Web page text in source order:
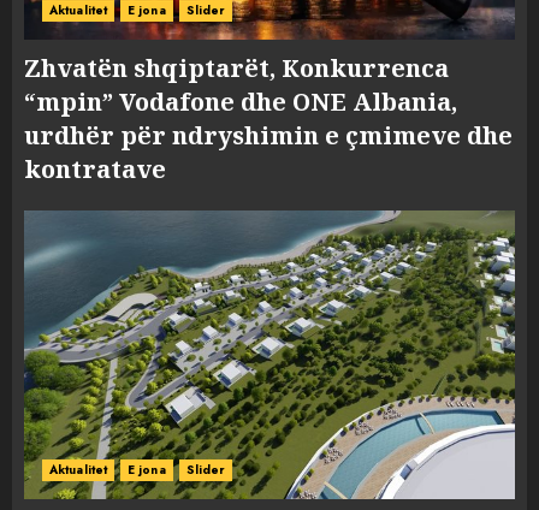
Aktualitet E jona Slider
Zhvatën shqiptarët, Konkurrenca
“mpin” Vodafone dhe ONE Albania,
urdhër për ndryshimin e çmimeve dhe
kontratave
Aktualitet E jona Slider